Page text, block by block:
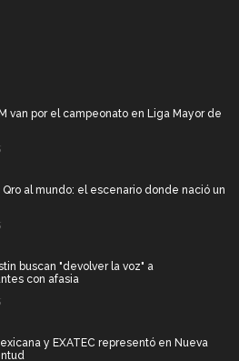
van por el campeonato en Liga Mayor de
Qro al mundo: el escenario donde nació un
buscan "devolver la voz" a
con afasia
y EXATEC representó en Nueva